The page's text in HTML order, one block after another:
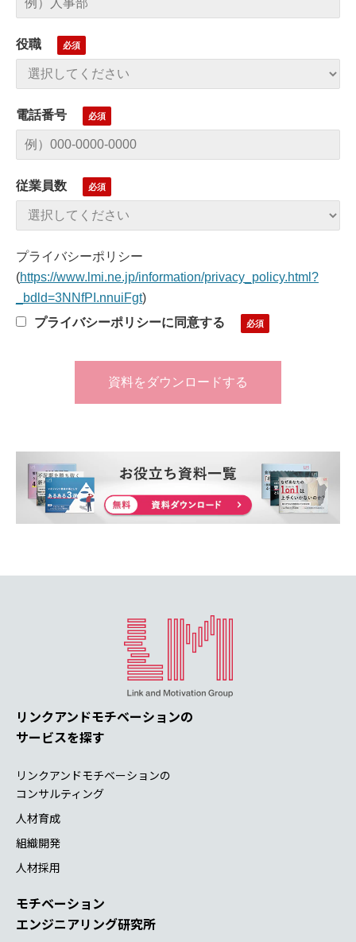
役職
電話番号
従業員数
プライバシーポリシー
(https://www.lmi.ne.jp/information/privacy_policy.html?
_bdld=3NNfPI.nnuiFgt)
プライバシーポリシーに同意する
リンクアンドモチベーションの
サービスを探す
リンクアンドモチベーションの
コンサルティング
人材育成
組織開発
人材採用
モチベーション
エンジニアリング研究所